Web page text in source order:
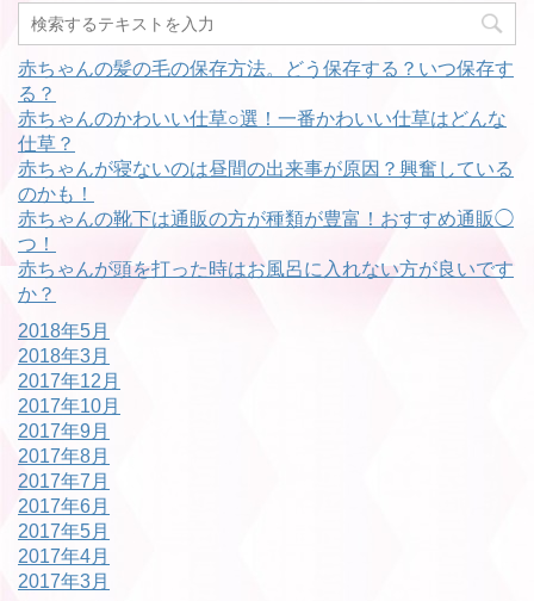
赤ちゃんの髪の毛の保存方法。どう保存する？いつ保存す
る？
赤ちゃんのかわいい仕草○選！一番かわいい仕草はどんな
仕草？
赤ちゃんが寝ないのは昼間の出来事が原因？興奮している
のかも！
赤ちゃんの靴下は通販の方が種類が豊富！おすすめ通販◯
つ！
赤ちゃんが頭を打った時はお風呂に入れない方が良いです
か？
2018年5月
2018年3月
2017年12月
2017年10月
2017年9月
2017年8月
2017年7月
2017年6月
2017年5月
2017年4月
2017年3月